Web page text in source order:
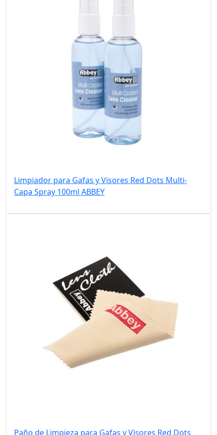
Limpiador para Gafas y Visores Red Dots Multi-
Capa Spray 100ml ABBEY
Paño de Limpieza para Gafas y Visores Red Dots